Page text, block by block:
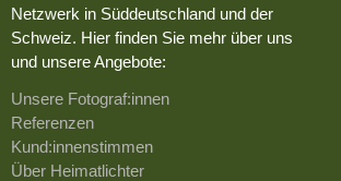
Netzwerk in Süddeutschland und der
Schweiz. Hier finden Sie mehr über uns
und unsere Angebote:
Unsere Fotograf:innen
Referenzen
Kund:innenstimmen
Über Heimatlichter